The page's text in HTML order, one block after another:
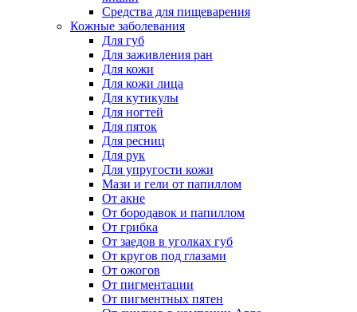
Средства для пищеварения
Кожные заболевания
Для губ
Для заживления ран
Для кожи
Для кожи лица
Для кутикулы
Для ногтей
Для пяток
Для ресниц
Для рук
Для упругости кожи
Мази и гели от папиллом
От акне
От бородавок и папиллом
От грибка
От заедов в уголках губ
От кругов под глазами
От ожогов
От пигментации
От пигментных пятен